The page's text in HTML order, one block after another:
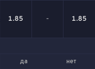
1.85 - 1.85
да нет